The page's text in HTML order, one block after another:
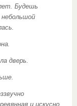
Будешь
дверь.
и искусно